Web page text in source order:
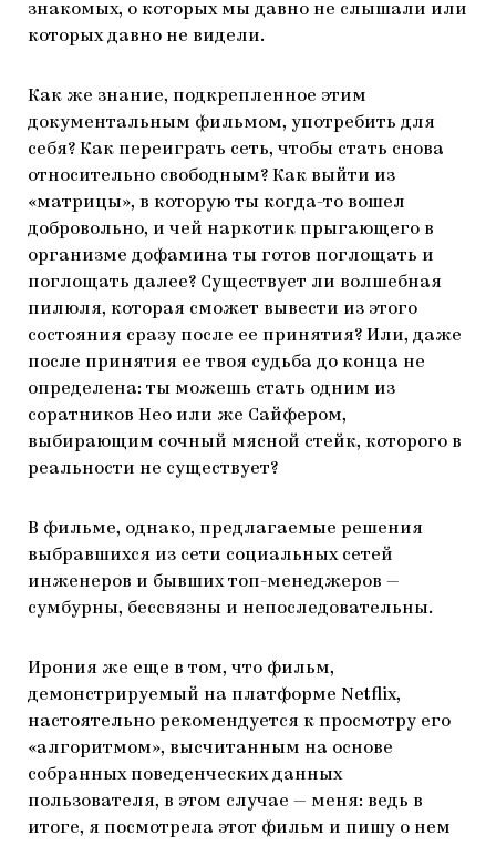
знакомых, о которых мы давно не слышали или
которых давно не видели.
Как же знание, подкрепленное этим
документальным фильмом, употребить для
себя? Как переиграть сеть, чтобы стать снова
относительно свободным? Как выйти из
«матрицы», в которую ты когда-то вошел
добровольно, и чей наркотик прыгающего в
организме дофамина ты готов поглощать и
поглощать далее? Существует ли волшебная
пилюля, которая сможет вывести из этого
состояния сразу после ее принятия? Или, даже
после принятия ее твоя судьба до конца не
определена: ты можешь стать одним из
соратников Нео или же Сайфером,
выбирающим сочный мясной стейк, которого в
реальности не существует?
В фильме, однако, предлагаемые решения
выбравшихся из сети социальных сетей
инженеров и бывших топ-менеджеров —
сумбурны, бессвязны и непоследовательны.
Ирония же еще в том, что фильм,
демонстрируемый на платформе Netflix,
настоятельно рекомендуется к просмотру его
«алгоритмом», высчитанным на основе
собранных поведенческих данных
пользователя, в этом случае — меня: ведь в
итоге, я посмотрела этот фильм и пишу о нем